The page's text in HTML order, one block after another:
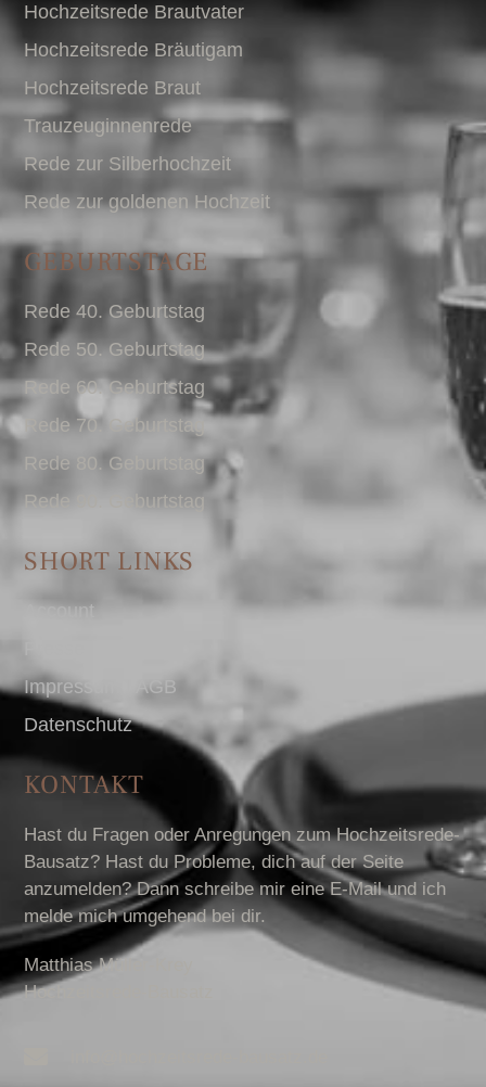
Hochzeitsrede Brautvater
Hochzeitsrede Bräutigam
Hochzeitsrede Braut
Trauzeuginnenrede
Rede zur Silberhochzeit
Rede zur goldenen Hochzeit
GEBURTSTAGE
Rede 40. Geburtstag
Rede 50. Geburtstag
Rede 60. Geburtstag
Rede 70. Geburtstag
Rede 80. Geburtstag
Rede 90. Geburtstag
SHORT LINKS
Account
Impressum I AGB
Datenschutz
KONTAKT
Hast du Fragen oder Anregungen zum Hochzeitsrede-
Bausatz? Hast du Probleme, dich auf der Seite
anzumelden? Dann schreibe mir eine E-Mail und ich
melde mich umgehend bei dir.
Matthias Müller-Krey
Hochzeitsrede-Bausatz